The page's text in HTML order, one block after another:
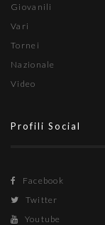
Giovanili
Vari
Tornei
Nazionale
Video
Profili Social
Facebook
Twitter
Youtube